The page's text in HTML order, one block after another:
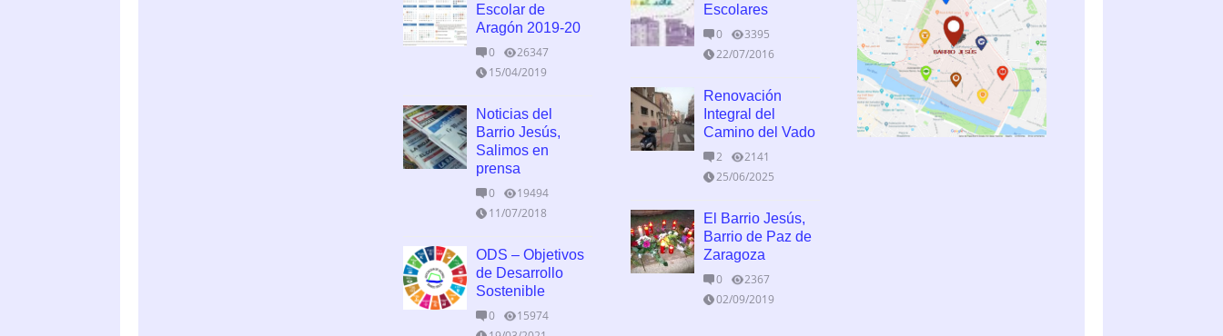
Escolar de
Aragón 2019-20
0
26347
15/04/2019
Noticias del
Barrio Jesús,
Salimos en
prensa
0
19494
11/07/2018
ODS – Objetivos
de Desarrollo
Sostenible
0
15974
Escolares
0
3395
22/07/2016
Renovación
Integral del
Camino del Vado
2
2141
25/06/2025
El Barrio Jesús,
Barrio de Paz de
Zaragoza
0
2367
02/09/2019